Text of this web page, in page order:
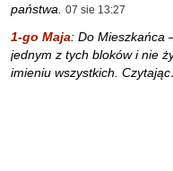
państwa. 07 sie 13:27
1-go Maja: Do Mieszkańca
jednym z tych bloków i nie
imieniu wszystkich.